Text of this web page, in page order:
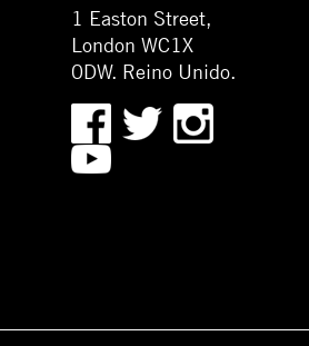
1 Easton Street,
London WC1X
0DW. Reino Unido.